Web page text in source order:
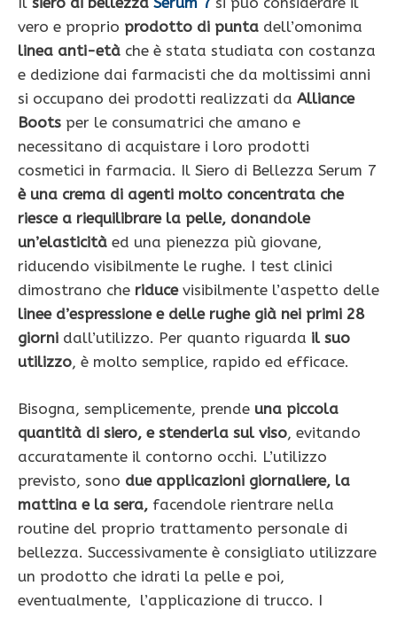
vero e proprio prodotto di punta dell’omonima
linea anti-età che è stata studiata con costanza
e dedizione dai farmacisti che da moltissimi anni
si occupano dei prodotti realizzati da Alliance
Boots per le consumatrici che amano e
necessitano di acquistare i loro prodotti
cosmetici in farmacia. Il Siero di Bellezza Serum 7
è una crema di agenti molto concentrata che
riesce a riequilibrare la pelle, donandole
un’elasticità ed una pienezza più giovane,
riducendo visibilmente le rughe. I test clinici
dimostrano che riducevisibilmente l’aspetto delle
linee d’espressione e delle rughe già nei primi 28
giorni dall’utilizzo. Per quanto riguarda il suo
utilizzo, è molto semplice, rapido ed efficace.
Bisogna, semplicemente, prende una piccola
quantità di siero, e stenderla sul viso, evitando
accuratamente il contorno occhi. L’utilizzo
previsto, sono due applicazioni giornaliere, la
mattina e la sera, facendole rientrare nella
routine del proprio trattamento personale di
bellezza. Successivamente è consigliato utilizzare
un prodotto che idrati la pelle e poi,
eventualmente, l’applicazione di trucco. I